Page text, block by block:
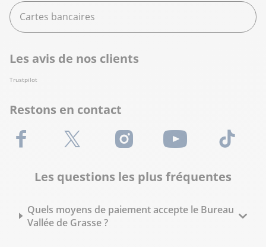
Cartes bancaires
Les avis de nos clients
Trustpilot
Restons en contact
Facebook X (Twitter) Instagram Youtube TikTok
Les questions les plus fréquentes
Quels moyens de paiement accepte le Bureau
Vallée de Grasse ?